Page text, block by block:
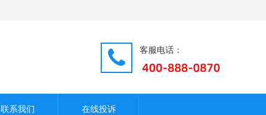
客服电话：
联系我们 在线投诉